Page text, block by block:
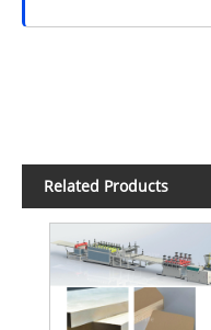
Related Products